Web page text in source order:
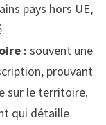
pays hors UE,
: souvent une
prouvant
sur le territoire.
qui détaille